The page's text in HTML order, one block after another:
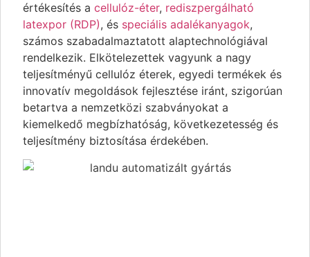
értékesítés a cellulóz-éter, rediszpergálható
latexpor (RDP), és speciális adalékanyagok,
számos szabadalmaztatott alaptechnológiával
rendelkezik. Elkötelezettek vagyunk a nagy
teljesítményű cellulóz éterek, egyedi termékek és
innovatív megoldások fejlesztése iránt, szigorúan
betartva a nemzetközi szabványokat a
kiemelkedő megbízhatóság, következetesség és
teljesítmény biztosítása érdekében.